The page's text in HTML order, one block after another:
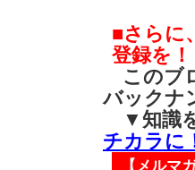
■さらに
登録を！
このブ
バックナ
▼知識
チカラに
【メルマ